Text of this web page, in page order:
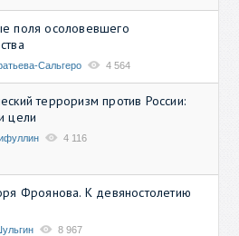
поля осоловевшего
Сальгеро 4 564
терроризм против России:
цели
4 116
Фроянова. К девяностолетию
8 967